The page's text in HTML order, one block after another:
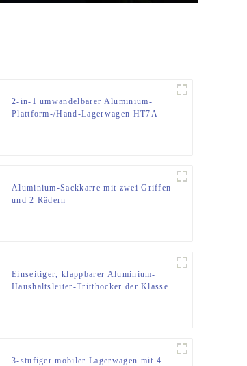
2-in-1 umwandelbarer Aluminium-
Plattform-/Hand-Lagerwagen HT7A
Aluminium-Sackkarre mit zwei Griffen
und 2 Rädern
Einseitiger, klappbarer Aluminium-
Haushaltsleiter-Tritthocker der Klasse
3-stufiger mobiler Lagerwagen mit 4